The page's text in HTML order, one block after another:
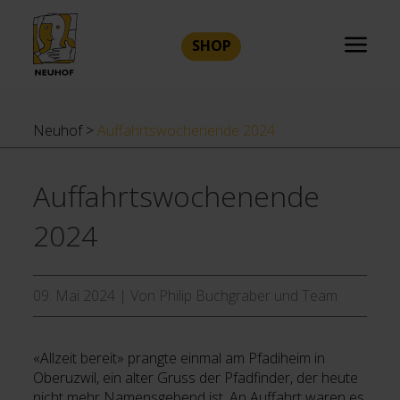
SHOP
Neuhof > Auffahrtswochenende 2024
Auffahrtswochenende
2024
09. Mai 2024 |Von Philip Buchgraber und Team
«Allzeit bereit» prangte einmal am Pfadiheim in
Oberuzwil, ein alter Gruss der Pfadfinder, der heute